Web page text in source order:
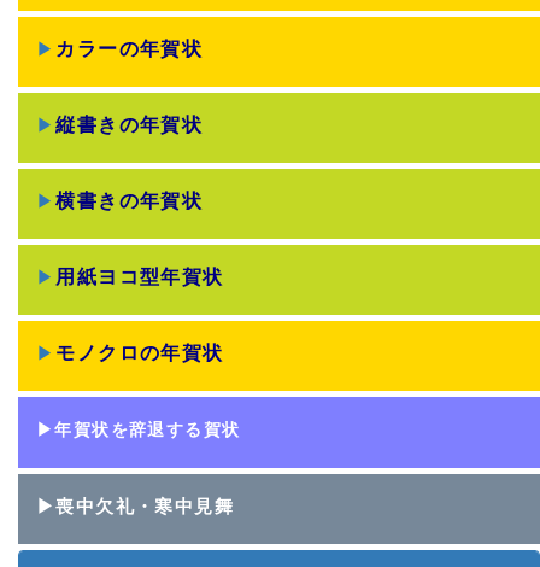
▶ カラーの年賀状
▶縦書きの年賀状
▶横書きの年賀状
▶ 用紙ヨコ型年賀状
▶ モノクロの年賀状
▶年賀状を辞退する賀状
▶喪中欠礼・寒中見舞